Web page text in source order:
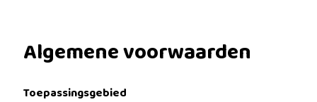
Algemene voorwaarden
Toepassingsgebied